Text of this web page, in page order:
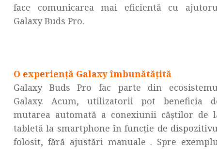
face comunicarea mai eficientă cu
Galaxy Buds Pro.
O experiență Galaxy îmbunătățită
Galaxy Buds Pro fac parte din
Galaxy. Acum, utilizatorii pot beneficia
mutarea automată a conexiunii căștilor de
tabletă la smartphone în funcție de
folosit, fără ajustări manuale . Spre